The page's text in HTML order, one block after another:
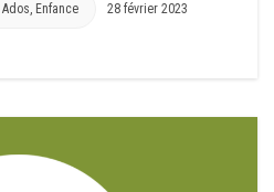
Ados, Enfance 28 février 2023